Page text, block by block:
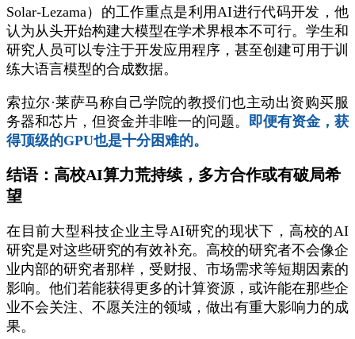
Solar-Lezama）的工作重点是利用AI进行代码开发，他
认为从头开始构建大模型在学术界根本不可行。学生和
研究人员可以专注于开发应用程序，甚至创建可用于训
练大语言模型的合成数据。
索拉尔·莱萨马称自己学院的教授们也主动出资购买服
务器和芯片，但资金并非唯一的问题。 即便有资金，获
得顶级的GPU也是十分困难的。
结语：高校AI算力荒持续，多方合作或有破局希
望
在目前大型科技企业主导AI研究的现状下，高校的AI
研究是对这些研究的有效补充。高校的研究者不会像企
业内部的研究者那样，受财报、市场需求等短期因素的
影响。他们若能获得更多的计算资源，或许能在那些企
业不会关注、不愿关注的领域，做出有重大影响力的成
果。